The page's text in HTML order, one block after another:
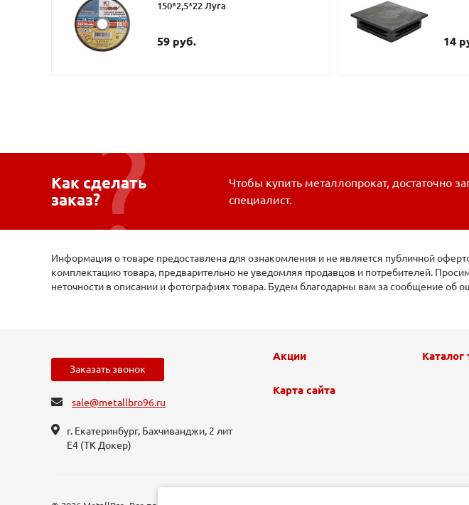
150*2,5*22 Луга
59 руб. 14
Как сделать
заказ?
Чтобы купить металлопрокат, достаточно
специалист.
Информация о товаре предоставлена для ознакомления и не является публичной
комплектацию товара, предварительно не уведомляя продавцов и потребителей.
неточности в описании и фотографиях товара. Будем благодарны вам за сообщение об
Заказать звонок
sale@metallbro96.ru
г. Екатеринбург, ​Бахчиванджи, 2 лит
Е4 (ТК Докер​)
Акции Каталог
Карта сайта